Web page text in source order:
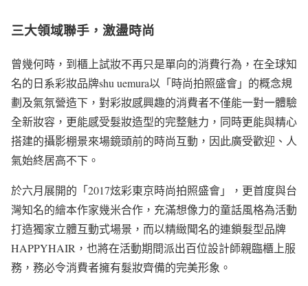
三大領域聯手，激盪時尚
曾幾何時，到櫃上試妝不再只是單向的消費行為，在全球知
名的日系彩妝品牌shu uemura以「時尚拍照盛會」的概念規
劃及氣氛營造下，對彩妝感興趣的消費者不僅能一對一體驗
全新妝容，更能感受髮妝造型的完整魅力，同時更能與精心
搭建的攝影棚景來場鏡頭前的時尚互動，因此廣受歡迎、人
氣始終居高不下。
於六月展開的「2017炫彩東京時尚拍照盛會」，更首度與台
灣知名的繪本作家幾米合作，充滿想像力的童話風格為活動
打造獨家立體互動式場景，而以精緻聞名的連鎖髮型品牌
HAPPYHAIR，也將在活動期間派出百位設計師親臨櫃上服
務，務必令消費者擁有髮妝齊備的完美形象。